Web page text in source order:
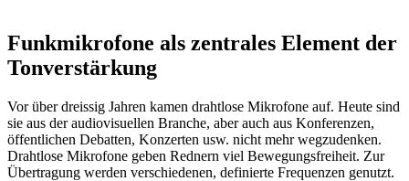
Funkmikrofone als zentrales Element der
Tonverstärkung
Vor über dreissig Jahren kamen drahtlose Mikrofone auf. Heute sind
sie aus der audiovisuellen Branche, aber auch aus Konferenzen,
öffentlichen Debatten, Konzerten usw. nicht mehr wegzudenken.
Drahtlose Mikrofone geben Rednern viel Bewegungsfreiheit. Zur
Übertragung werden verschiedenen, definierte Frequenzen genutzt.